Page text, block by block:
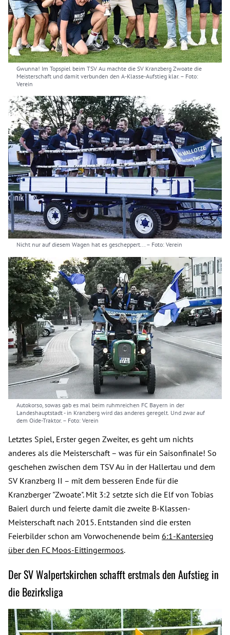
Gwunna! Im Topspiel beim TSV Au machte die SV Kranzberg Zwoate die
Meisterschaft und damit verbunden den A-Klasse-Aufstieg klar. – Foto:
Verein
Nicht nur auf diesem Wagen hat es gescheppert... – Foto: Verein
Autokorso, sowas gab es mal beim ruhmreichen FC Bayern in der
Landeshauptstadt - in Kranzberg wird das anderes geregelt. Und zwar auf
dem Oide-Traktor. – Foto: Verein
Letztes Spiel, Erster gegen Zweiter, es geht um nichts
anderes als die Meisterschaft – was für ein Saisonfinale! So
geschehen zwischen dem TSV Au in der Hallertau und dem
SV Kranzberg II – mit dem besseren Ende für die
Kranzberger "Zwoate". Mit 3:2 setzte sich die Elf von Tobias
Baierl durch und feierte damit die zweite B-Klassen-
Meisterschaft nach 2015. Entstanden sind die ersten
Feierbilder schon am Vorwochenende beim 6:1-Kantersieg
über den FC Moos-Eittingermoos.
Der SV Walpertskirchen schafft erstmals den Aufstieg in
die Bezirksliga